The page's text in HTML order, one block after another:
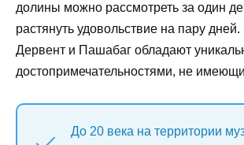
долины можно рассмотреть за один
растянуть удовольствие на пару дней.
Дервент и Пашабаг обладают
достопримечательностями, не
До 20 века на территории